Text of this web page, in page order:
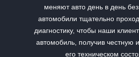
меняют авто день в день
автомобили тщательно
диагностику, чтобы наши
автомобиль, получив
его техническом